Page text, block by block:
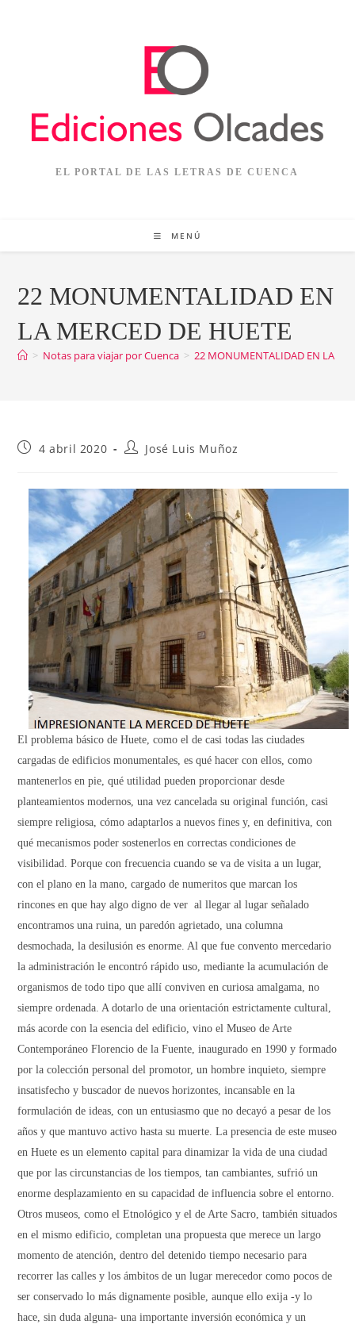
EL PORTAL DE LAS LETRAS DE CUENCA
MENÚ
22 MONUMENTALIDAD EN
LA MERCED DE HUETE
> Notas para viajar por Cuenca > 22 MONUMENTALIDAD EN LA
Publicación
entrada:
4 abril 2020
Autor
entrada:
José Luis Muñoz
El problema básico de Huete, como el de casi todas las ciudades
cargadas de edificios monumentales, es qué hacer con ellos, como
mantenerlos en pie, qué utilidad pueden proporcionar desde
planteamientos modernos, una vez cancelada su original función, casi
siempre religiosa, cómo adaptarlos a nuevos fines y, en definitiva, con
qué mecanismos poder sostenerlos en correctas condiciones de
visibilidad. Porque con frecuencia cuando se va de visita a un lugar,
con el plano en la mano, cargado de numeritos que marcan los
rincones en que hay algo digno de ver al llegar al lugar señalado
encontramos una ruina, un paredón agrietado, una columna
desmochada, la desilusión es enorme. Al que fue convento mercedario
la administración le encontró rápido uso, mediante la acumulación de
organismos de todo tipo que allí conviven en curiosa amalgama, no
siempre ordenada. A dotarlo de una orientación estrictamente cultural,
más acorde con la esencia del edificio, vino el Museo de Arte
Contemporáneo Florencio dela Fuente , inaugurado en 1990 y formado
por la colección personal del promotor, un hombre inquieto, siempre
insatisfecho y buscador de nuevos horizontes, incansable en la
formulación de ideas, con un entusiasmo que no decayó a pesar de los
años y que mantuvo activo hasta su muerte. La presencia de este museo
en Huete es un elemento capital para dinamizar la vida de una ciudad
que por las circunstancias de los tiempos, tan cambiantes, sufrió un
enorme desplazamiento en su capacidad de influencia sobre el entorno.
Otros museos, como el Etnológico y el de Arte Sacro, también situados
en el mismo edificio, completan una propuesta que merece un largo
momento de atención, dentro del detenido tiempo necesario para
recorrer las calles y los ámbitos de un lugar merecedor como pocos de
ser conservado lo más dignamente posible, aunque ello exija -y lo
hace, sin duda alguna- una importante inversión económica y un